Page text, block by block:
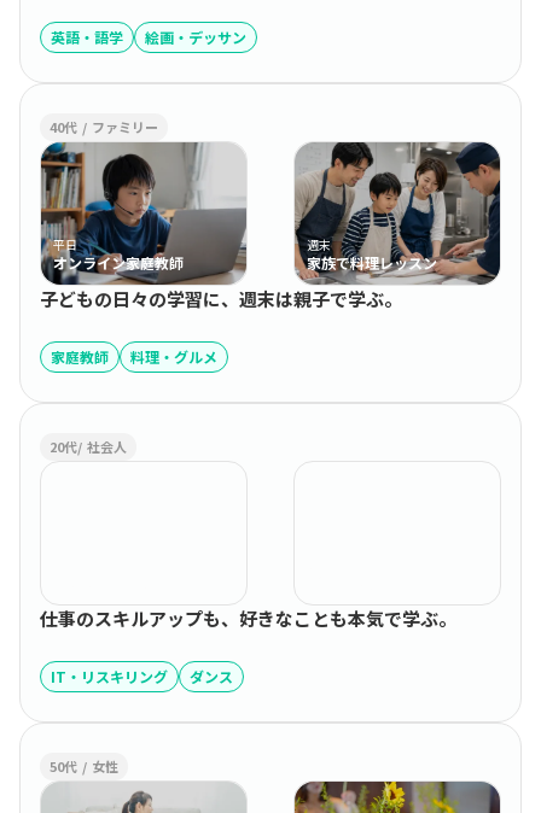
英語・語学 絵画・デッサン
40代 / ファミリー
平日
オンライン家庭教師
週末
家族で料理レッスン
子どもの日々の学習に、週末は親子で学ぶ。
家庭教師 料理・グルメ
20代/ 社会人
仕事のスキルアップも、好きなことも本気で学ぶ。
IT・リスキリング ダンス
50代 / 女性